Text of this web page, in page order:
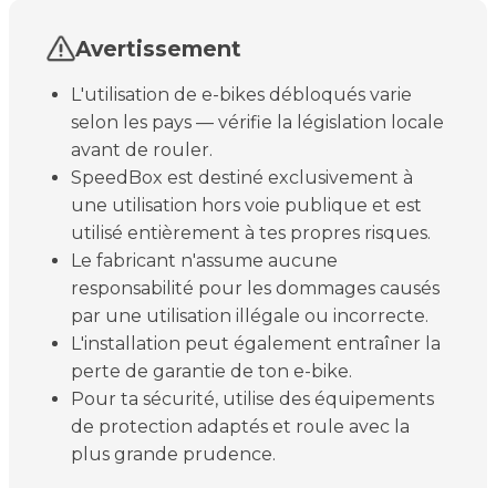
Avertissement
L'utilisation de e-bikes débloqués varie
selon les pays — vérifie la législation locale
avant de rouler.
SpeedBox est destiné exclusivement à
une utilisation hors voie publique et est
utilisé entièrement à tes propres risques.
Le fabricant n'assume aucune
responsabilité pour les dommages causés
par une utilisation illégale ou incorrecte.
L'installation peut également entraîner la
perte de garantie de ton e-bike.
Pour ta sécurité, utilise des équipements
de protection adaptés et roule avec la
plus grande prudence.